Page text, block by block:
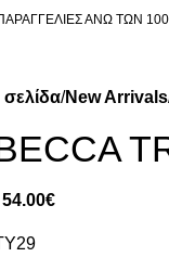
ΑΝΩ ΤΩΝ
New Arrivals
54.00€